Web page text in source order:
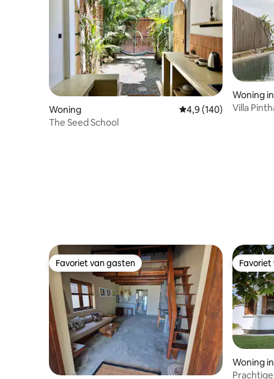
Woning Gemiddelde
4,9 (140)
The Seed School
Woning
Villa
Favoriet van gasten
Favoriet van gasten
Woning